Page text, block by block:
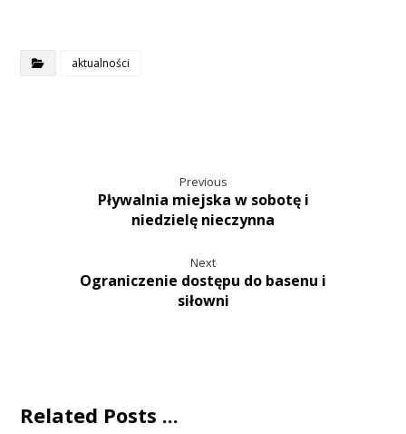
aktualności
Previous
Pływalnia miejska w sobotę i
niedzielę nieczynna
Next
Ograniczenie dostępu do basenu i
siłowni
Related Posts ...